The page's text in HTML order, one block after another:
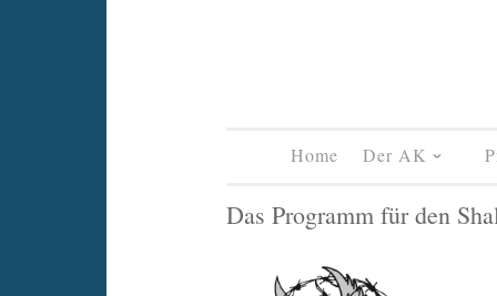
Home Der AK
Das Programm für den